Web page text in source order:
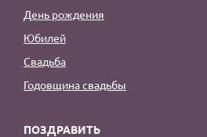
День рождения
Юбилей
Свадьба
Годовщина свадьбы
ПОЗДРАВИТЬ